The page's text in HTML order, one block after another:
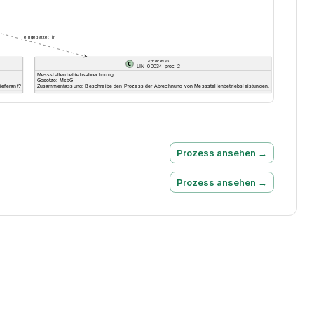
Prozess ansehen →
Prozess ansehen →